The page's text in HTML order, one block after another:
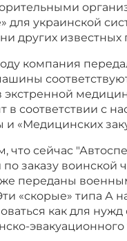
для украинской
других
компания
экстренной
в соответствии с
и «Медицинских
что сейчас
заказу воинской
переданы
«скорые» типа А
как для
эвакуационного